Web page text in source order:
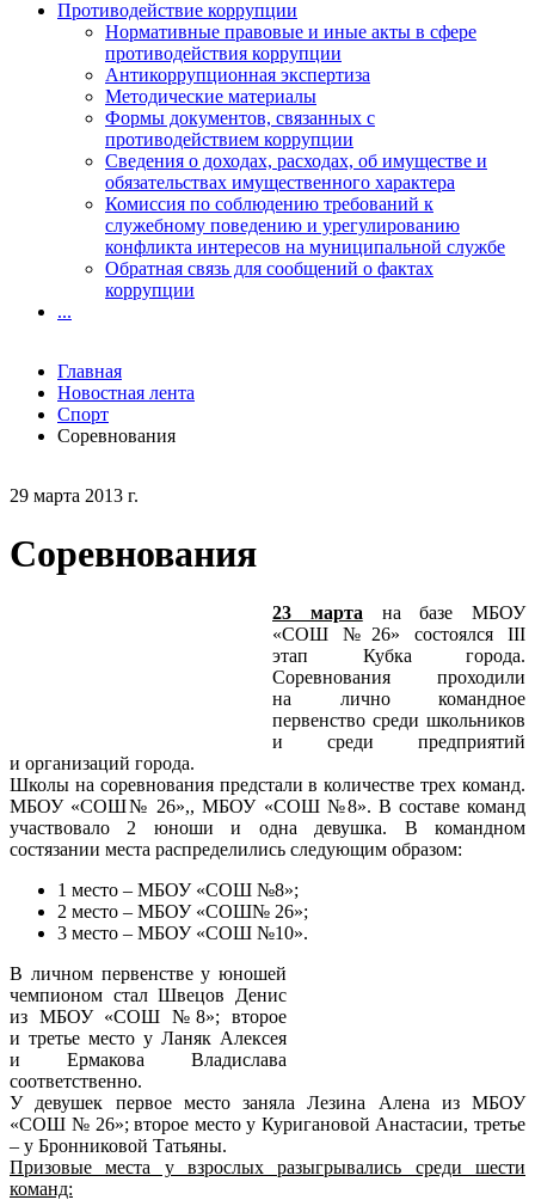
29 марта 2013 г.
Соревнования
23 марта
на базе МБОУ
«СОШ №26» состоялся III
этап Кубка города.
Соревнования проходили
на лично командное
первенство среди школьников
и среди предприятий
и организаций города.
Школы на соревнования предстали в количестве трех команд.
МБОУ «СОШ№ 26»,, МБОУ «СОШ №8». В составе команд
участвовало 2 юноши и одна девушка. В командном
состязании места распределились следующим образом:
1 место – МБОУ «СОШ №8»;
2 место – МБОУ «СОШ№ 26»;
3 место – МБОУ «СОШ №10».
В личном первенстве у юношей
чемпионом стал Швецов Денис
из МБОУ «СОШ №8»; второе
и третье место у Ланяк Алексея
и Ермакова Владислава
соответственно.
У девушек первое место заняла Лезина Алена из МБОУ
«СОШ № 26»; второе место у Куригановой Анастасии, третье
– у Бронниковой Татьяны.
Призовые места у взрослых разыгрывались среди шести
команд:
Противодействие коррупции
Нормативные правовые и иные акты в сфере
противодействия коррупции
Антикоррупционная экспертиза
Методические материалы
Формы документов, связанных с
противодействием коррупции
Сведения о доходах, расходах, об имуществе и
обязательствах имущественного характера
Комиссия по соблюдению требований к
служебному поведению и урегулированию
конфликта интересов на муниципальной службе
Обратная связь для сообщений о фактах
коррупции
...
Главная
Новостная лента
Спорт
Соревнования